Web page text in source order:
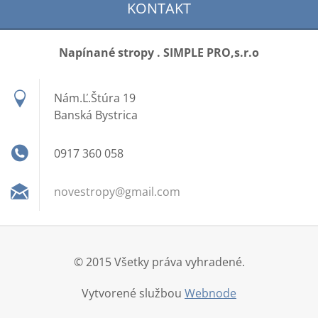
KONTAKT
Napínané stropy . SIMPLE PRO,s.r.o
Nám.Ľ.Štúra 19
Banská Bystrica
0917 360 058
novestropy@gmail.com
© 2015 Všetky práva vyhradené.
Vytvorené službou Webnode